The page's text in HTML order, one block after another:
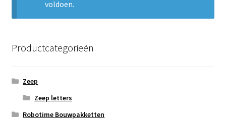
voldoen.
Productcategorieën
Zeep
Zeep letters
Robotime Bouwpakketten